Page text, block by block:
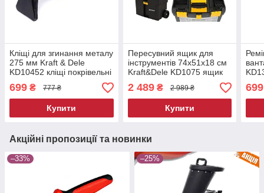
Кліщі для згинання металу
275 мм Kraft & Dele
KD10452 кліщі покрівельні
вигнуті
699 ₴ 777 ₴
Купити
Пересувний ящик для
інструментів 74х51х18 см
Kraft&Dele KD1075 ящик
на колесах для
інструментів
2 489₴ 2 989 ₴
Купити
699
Акційні пропозиції та новинки
–33% –25%